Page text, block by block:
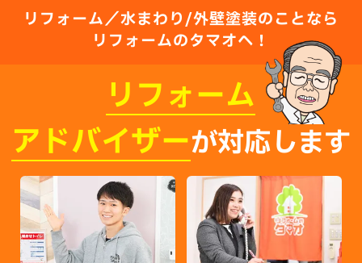
リフォーム／水まわり/外壁塗装のことなら
リフォームのタマオへ！
リフォーム
アドバイザーが対応します